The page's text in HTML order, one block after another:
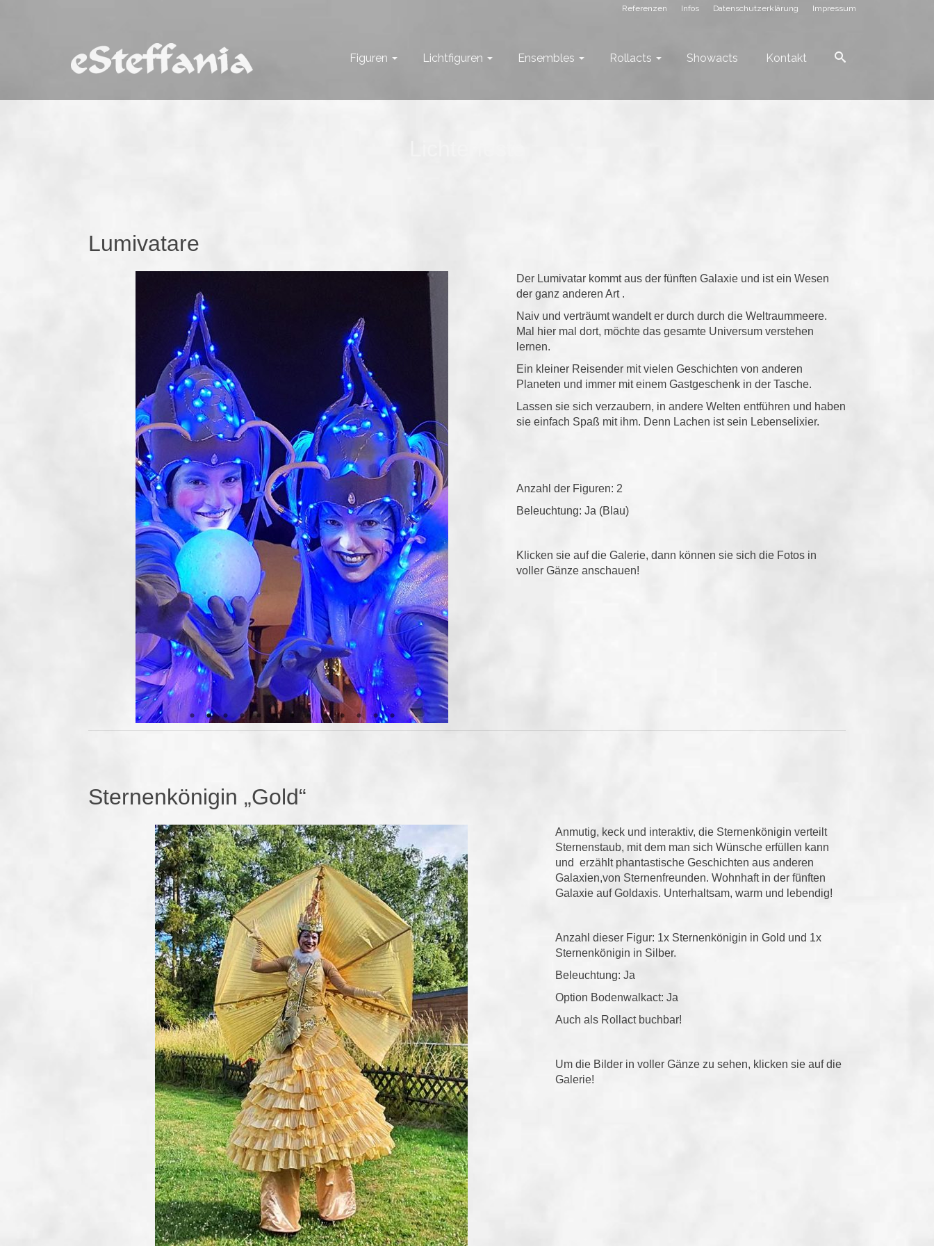
Referenzen Infos Datenschutzerklärung Impressum
Figuren Lichtfiguren Ensembles Rollacts Showacts Kontakt
Lumivatare
Der Lumivatar kommt aus der fünften Galaxie und ist ein Wesen
der ganz anderen Art .
Naiv und verträumt wandelt er durch durch die Weltraummeere.
Mal hier mal dort, möchte das gesamte Universum verstehen
lernen.
Ein kleiner Reisender mit vielen Geschichten von anderen
Planeten und immer mit einem Gastgeschenk in der Tasche.
Lassen sie sich verzaubern, in andere Welten entführen und haben
sie einfach Spaß mit ihm. Denn Lachen ist sein Lebenselixier.
Anzahl der Figuren: 2
Beleuchtung: Ja (Blau)
Klicken sie auf die Galerie, dann können sie sich die Fotos in
voller Gänze anschauen!
Sternenkönigin „Gold“
Anmutig, keck und interaktiv, die Sternenkönigin verteilt
Sternenstaub, mit dem man sich Wünsche erfüllen kann
und erzählt phantastische Geschichten aus anderen
Galaxien,von Sternenfreunden. Wohnhaft in der fünften
Galaxie auf Goldaxis. Unterhaltsam, warm und lebendig!
Anzahl dieser Figur: 1x Sternenkönigin in Gold und 1x
Sternenkönigin in Silber.
Beleuchtung: Ja
Option Bodenwalkact: Ja
Auch als Rollact buchbar!
Um die Bilder in voller Gänze zu sehen, klicken sie auf die
Galerie!